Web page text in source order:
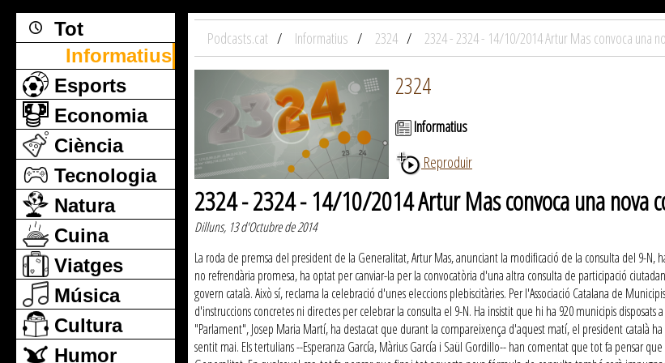
Tot
Informatius
Esports
Economia
Ciència
Tecnologia
Natura
Cuina
Viatges
Música
Cultura
Humor
Podcasts.cat Informatius 2324 2324 - 2324 - 14/10/2014 Artur Mas convoca una
2324
Informatius
Reproduir
2324 - 2324 - 14/10/2014 Artur Mas convoca una nova
Dilluns, 13 d'Octubre de 2014
La roda de premsa del president de la Generalitat, Artur Mas, anunciant la modificació de la consulta del 9-
no refrendària promesa, ha optat per canviar-la per la convocatòria d'una altra consulta de participació
govern català. Això sí, reclama la celebració d'unes eleccions plebiscitàries. Per l'Associació Catalana de
d'instruccions concretes ni directes per celebrar la consulta el 9-N. Ha insistit que hi ha 920 municipis
"Parlament", Josep Maria Martí, ha destacat que durant la compareixença d'aquest matí, el president català
sentit mai. Els tertulians --Esperanza García, Màrius García i Saül Gordillo-- han comentat que tot fa pensar